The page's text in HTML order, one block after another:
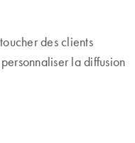
des clients
la diffusion